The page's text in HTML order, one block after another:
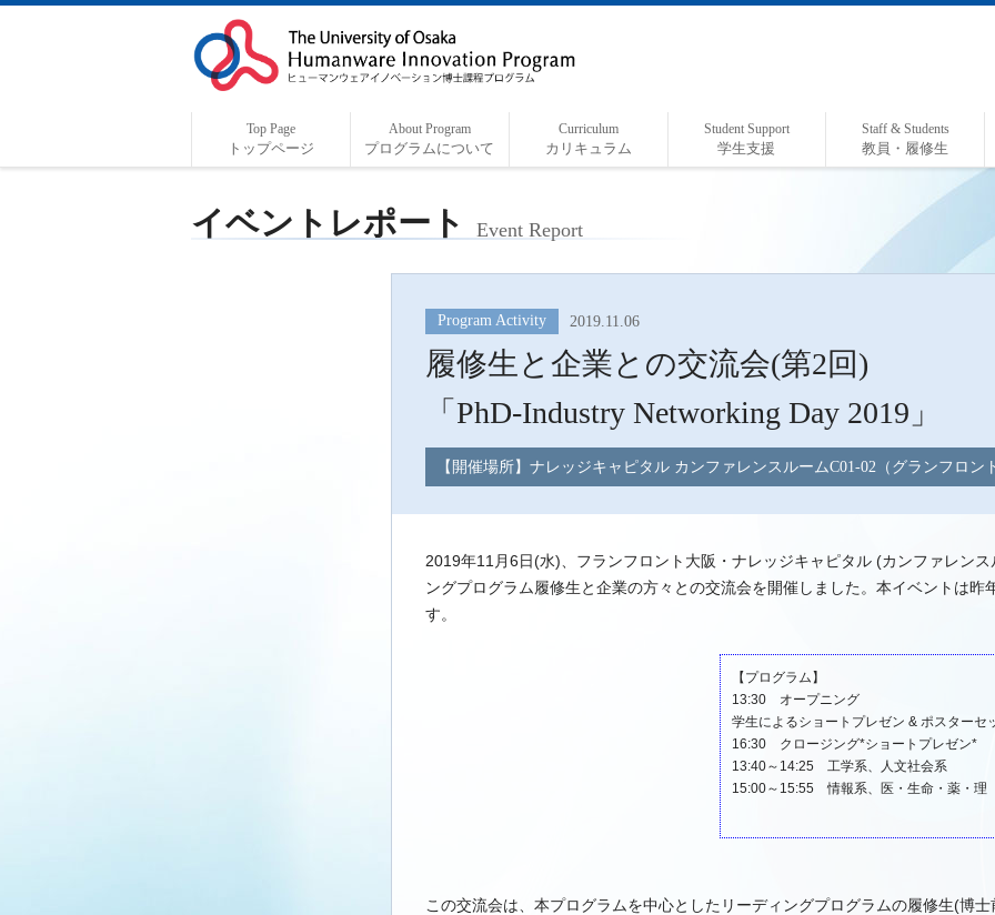
Top Page
トップページ
About Program
プログラムについて
Curriculum
カリキュラム
Student Support
学生支援
Staff & Students
教員・履修生
イベントレポート Event Report
Program Activity 2019.11.06
履修生と企業との交流会(第2回)
「PhD-Industry Networking Day 2019」
【開催場所】ナレッジキャピタル カンファレンスルームC01-02（グランフロン
2019年11月6日(水)、フランフロント大阪・ナレッジキャピタル (カンファレン
ングプログラム履修生と企業の方々との交流会を開催しました。本イベントは
す。
【プログラム】
13:30 オープニング
学生によるショートプレゼン & ポスターセ
16:30 クロージング*ショートプレゼン*
13:40～14:25 工学系、人文社会系
15:00～15:55 情報系、医・生命・薬・理
この交流会は、本プログラムを中心としたリーディングプログラムの履修生(博士